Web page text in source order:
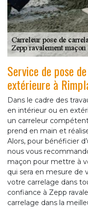
Service de pose
extérieure à
Dans le cadre des
en intérieur ou en
un carreleur
prend en main et
Alors, pour bénéficier
nous vous
maçon pour mettre à
qui sera en mesure de
votre carrelage dans
confiance à Zepp
carrelage dans la